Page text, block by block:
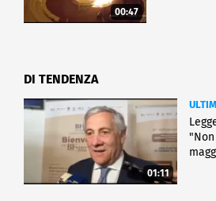
00:47
DI TENDENZA
01:11